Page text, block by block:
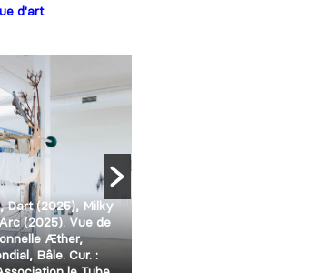
d'art
Dart (2025), Milky
(2025). Vue de
Æther,
Bâle. Cur. :